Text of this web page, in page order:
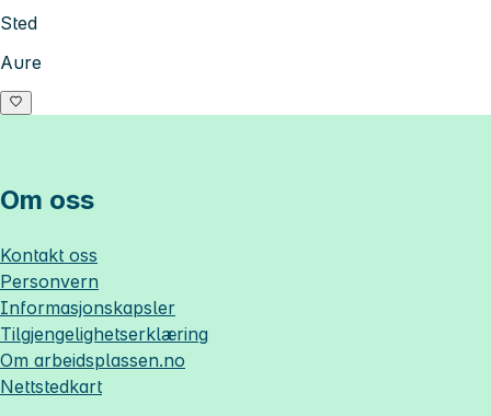
Sted
Aure
Om oss
Kontakt oss
Personvern
Informasjonskapsler
Tilgjengelighetserklæring
Om arbeidsplassen.no
Nettstedkart